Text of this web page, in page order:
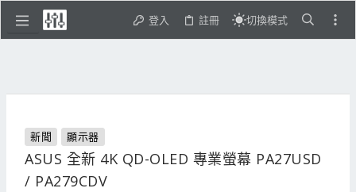
登入 註冊 切換模式
新聞 顯示器
ASUS 全新 4K QD-OLED 專業螢幕 PA27USD
/ PA279CDV